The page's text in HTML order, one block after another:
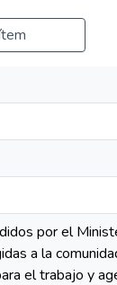
por el
a la
el trabajo y